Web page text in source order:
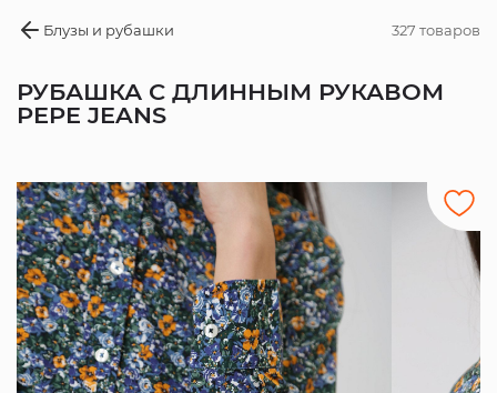
Блузы и рубашки 327 товаров
РУБАШКА С ДЛИННЫМ РУКАВОМ
PEPE JEANS